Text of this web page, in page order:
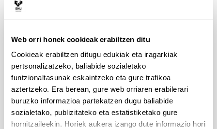
Web orri honek cookieak erabiltzen ditu
Cookieak erabiltzen ditugu edukiak eta iragarkiak
pertsonalizatzeko, baliabide sozialetako
funtzionaltasunak eskaintzeko eta gure trafikoa
aztertzeko. Era berean, gure web orriaren erabilerari
buruzko informazioa partekatzen dugu baliabide
sozialetako, publizitateko eta estatistiketako gure
hornitzaileekin. Horiek aukera izango dute informazio hori
Liburuxka